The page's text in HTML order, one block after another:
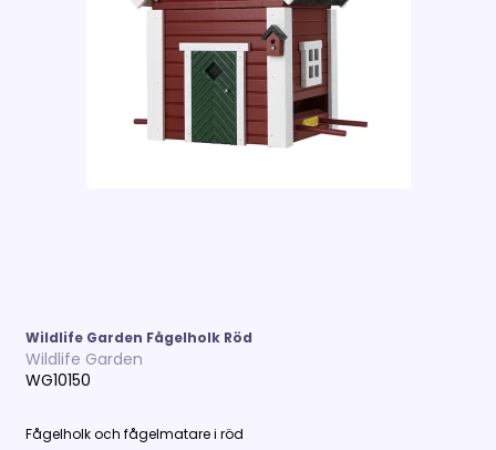
Wildlife Garden Fågelholk Röd
Wildlife Garden
WG10150
Fågelholk ochfågelmatarei röd